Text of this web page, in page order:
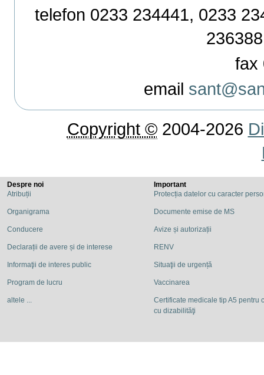
telefon 0233 234441, 0233
fax
email
Copyright ©2004-2026
Despre noi
Atribuții
Organigrama
Conducere
Declarații de avere și de interese
Informaţii de interes public
Program de lucru
altele ...
Important
Protecția datelor cu caracter
Documente emise de MS
Avize și autorizații
RENV
Situaţii de urgență
Vaccinarea
Certificate medicale tip A5 pentru
cu dizabilităţi